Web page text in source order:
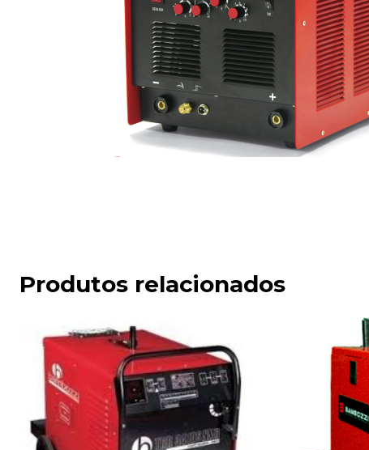
Produtos relacionados